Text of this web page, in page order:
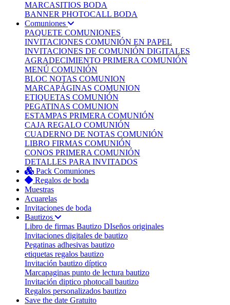
MARCASITIOS BODA
BANNER PHOTOCALL BODA
Comuniones
PAQUETE COMUNIONES
INVITACIONES COMUNIÓN EN PAPEL
INVITACIONES DE COMUNIÓN DIGITALES
AGRADECIMIENTO PRIMERA COMUNIÓN
MENÚ COMUNIÓN
BLOC NOTAS COMUNION
MARCAPÁGINAS COMUNION
ETIQUETAS COMUNIÓN
PEGATINAS COMUNION
ESTAMPAS PRIMERA COMUNIÓN
CAJA REGALO COMUNIÓN
CUADERNO DE NOTAS COMUNIÓN
LIBRO FIRMAS COMUNIÓN
CONOS PRIMERA COMUNIÓN
DETALLES PARA INVITADOS
Pack Comuniones
Regalos de boda
Muestras
Acuarelas
Invitaciones de boda
Bautizos
Libro de firmas Bautizo DIseños originales
Invitaciones digitales de bautizo
Pegatinas adhesivas bautizo
etiquetas regalos bautizo
Invitación bautizo díptico
Marcapaginas punto de lectura bautizo
Invitación diptico photocall bautizo
Regalos personalizados bautizo
Save the date Gratuito